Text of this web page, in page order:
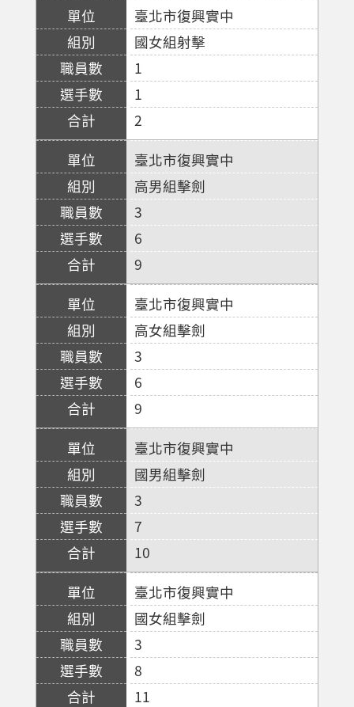
臺北市復興實中
國女組射擊
1
1
2
臺北市復興實中
高男組擊劍
3
6
9
臺北市復興實中
高女組擊劍
3
6
9
臺北市復興實中
國男組擊劍
3
7
10
臺北市復興實中
國女組擊劍
3
8
11